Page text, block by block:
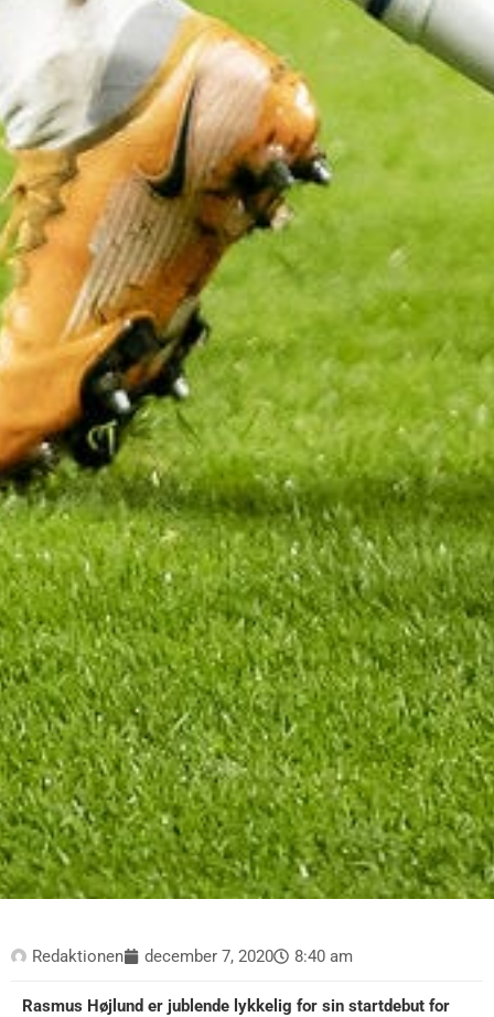
Redaktionen december 7, 2020 8:40 am
Rasmus Højlund er jublende lykkelig for sin startdebut for